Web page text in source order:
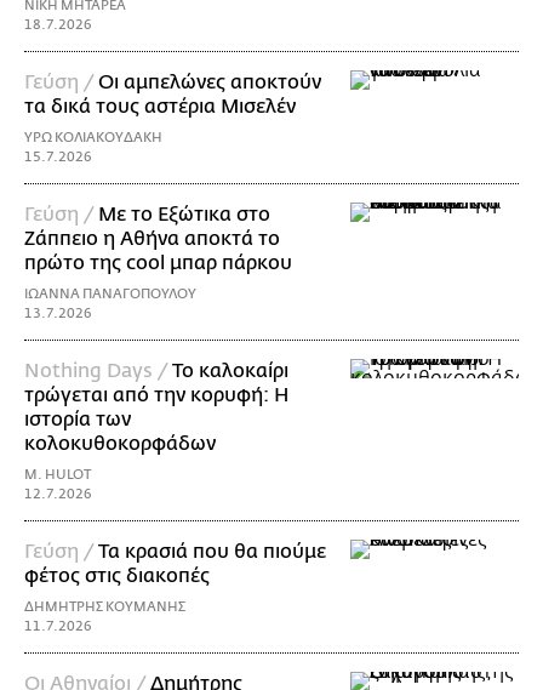
ΝΙΚΗ ΜΗΤΑΡΕΑ
18.7.2026
Γεύση /Οι αμπελώνες αποκτούν
τα δικά τους αστέρια Μισελέν
ΥΡΩ ΚΟΛΙΑΚΟΥΔΑΚΗ
15.7.2026
Γεύση / Με το Εξώτικα στο
Ζάππειο η Αθήνα αποκτά το
πρώτο της cool μπαρ πάρκου
ΙΩΑΝΝΑ ΠΑΝΑΓΟΠΟΥΛΟΥ
13.7.2026
Nothing Days /Το καλοκαίρι
τρώγεται από την κορυφή: H
ιστορία των
κολοκυθοκορφάδων
M. HULOT
12.7.2026
Γεύση /Τα κρασιά που θα πιούμε
φέτος στις διακοπές
ΔΗΜΗΤΡΗΣ ΚΟΥΜΑΝΗΣ
11.7.2026
Οι Αθηναίοι /Δημήτρης